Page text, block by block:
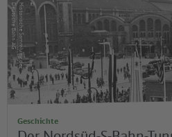
©
H
is
t
o
r
is
c
h
e
S
a
m
m
lu
n
g
d
e
r
D
e
u
t
s
c
h
e
B
a
h
n
A
G
Geschichte